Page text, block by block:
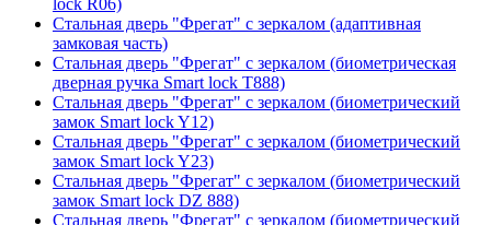
Стальная дверь "Фрегат" с зеркалом (адаптивная
замковая часть)
Стальная дверь "Фрегат" с зеркалом (биометрическая
дверная ручка Smart lock T888)
Стальная дверь "Фрегат" с зеркалом (биометрический
замок Smart lock Y12)
Стальная дверь "Фрегат" с зеркалом (биометрический
замок Smart lock Y23)
Стальная дверь "Фрегат" с зеркалом (биометрический
замок Smart lock DZ 888)
Стальная дверь "Фрегат" с зеркалом (биометрический